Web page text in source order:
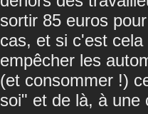
sortir 85 euros
cas, et si c'est
empêcher les
(et consommer !)
soi" et de là, à une